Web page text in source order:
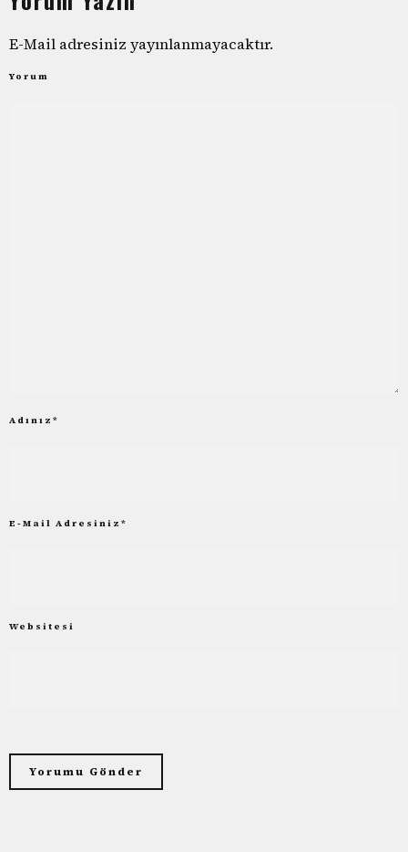
E-Mail adresiniz yayınlanmayacaktır.
Yorum
Adınız *
E-Mail Adresiniz *
Websitesi